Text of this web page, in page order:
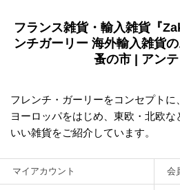
フランス雑貨・輸入雑貨『
ンチガーリー 海外輸入雑貨
蚤の市 | アン
フレンチ・ガーリーをコンセプトに
ヨーロッパをはじめ、東欧・北欧
いい雑貨をご紹介しています。
マイアカウント 会